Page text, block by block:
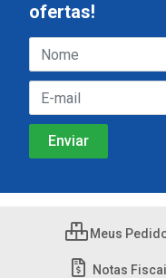
ofertas!
Meus
Notas